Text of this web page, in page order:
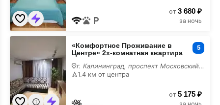
от 3 680 ₽
за ночь
«Комфортное
в
Центре»
комнатная
квартира
«Комфортное Проживание в
Центре» 2х-комнатная квартира
5
г. Калининград, проспект Московский, 33
1.4 км от центра
от 5 175 ₽